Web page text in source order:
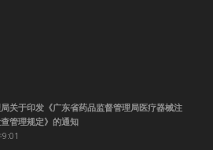
关于印发《广东省药品监督管理局医疗器械注
管理规定》的通知